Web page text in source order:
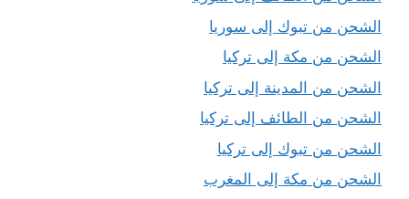
الشحن من تبوك إلى سوريا
الشحن من مكة إلى تركيا
الشحن من المدينة إلى تركيا
الشحن من الطائف إلى تركيا
الشحن من تبوك إلى تركيا
الشحن من مكة إلى المغرب